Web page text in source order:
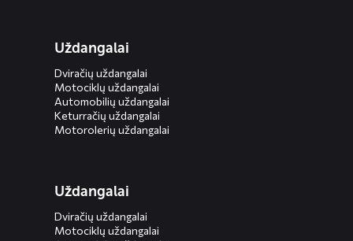
Uždangalai
Dviračių uždangalai
Motociklų uždangalai
Automobilių uždangalai
Keturračių uždangalai
Motorolerių uždangalai
Uždangalai
Dviračių uždangalai
Motociklų uždangalai